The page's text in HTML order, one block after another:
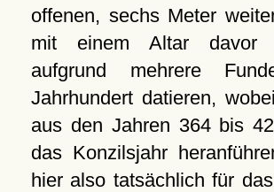
offenen, sechs Meter
mit einem Altar davor
aufgrund mehrere
Jahrhundert datieren,
aus den Jahren 364 bis
das Konzilsjahr
hier also tatsächlich für